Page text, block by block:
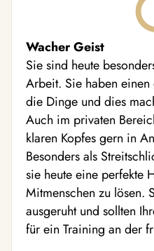
Wacher Geist
Sie sind heute
Arbeit. Sie haben
die Dinge und dies
Auch im privaten
klaren Kopfes gern in
Besonders als
sie heute eine perfekte
Mitmenschen zu lösen.
ausgeruht und sollten
für ein Training an der